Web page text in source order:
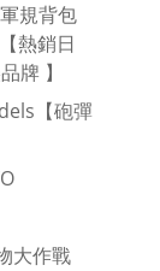
規背包
熱銷日
牌 】
【砲彈
大作戰